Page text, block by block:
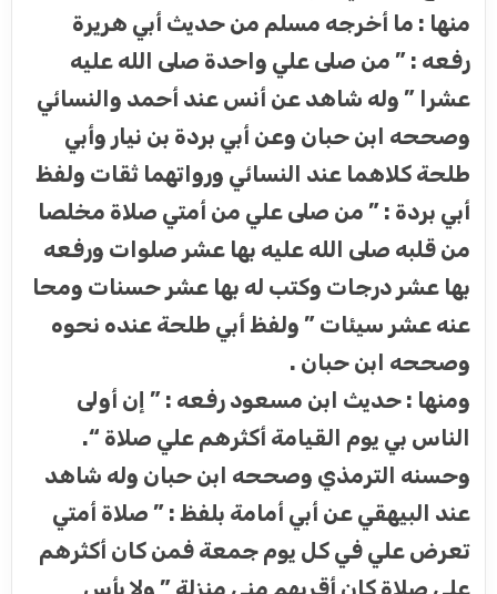
منها : ما أخرجه مسلم من حديث أبي هريرة
رفعه : ” من صلى علي واحدة صلى الله عليه
عشرا ” وله شاهد عن أنس عند أحمد والنسائي
وصححه ابن حبان وعن أبي بردة بن نيار وأبي
طلحة كلاهما عند النسائي ورواتهما ثقات ولفظ
أبي بردة : ” من صلى علي من أمتي صلاة مخلصا
من قلبه صلى الله عليه بها عشر صلوات ورفعه
بها عشر درجات وكتب له بها عشر حسنات ومحا
عنه عشر سيئات ” ولفظ أبي طلحة عنده نحوه
وصححه ابن حبان .
ومنها : حديث ابن مسعود رفعه : ” إن أولى
الناس بي يوم القيامة أكثرهم علي صلاة “.
وحسنه الترمذي وصححه ابن حبان وله شاهد
عند البيهقي عن أبي أمامة بلفظ : ” صلاة أمتي
تعرض علي في كل يوم جمعة فمن كان أكثرهم
علي صلاة كان أقربهم مني منزلة ” ولا بأس